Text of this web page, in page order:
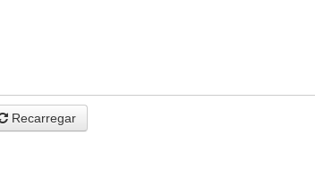
Recarregar